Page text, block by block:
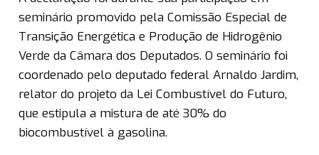
seminário promovido pela Comissão Especial de
Transição Energética e Produção de Hidrogênio
Verde da Câmara dos Deputados. O seminário foi
coordenado pelo deputado federal Arnaldo Jardim,
relator do projeto da Lei Combustível do Futuro,
que estipula a mistura de até 30% do
biocombustível à gasolina.